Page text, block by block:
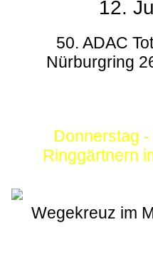
12.
50. ADAC
Nürburgring
Donnerstag
Ringgärtnern
Wegekreuz im